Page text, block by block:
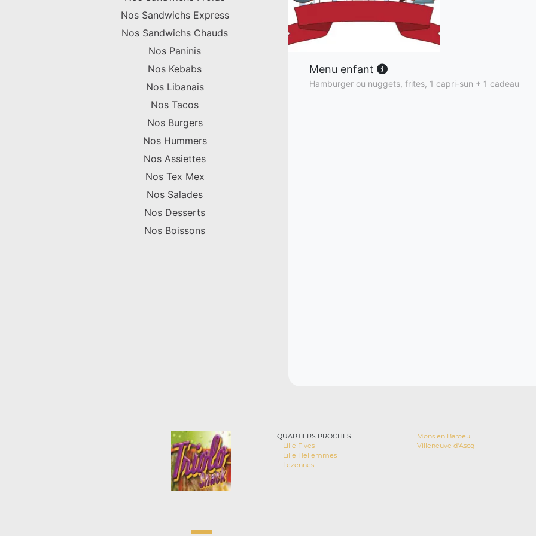
Nos Sandwichs Express
Nos Sandwichs Chauds
Nos Paninis
Nos Kebabs
Nos Libanais
Nos Tacos
Nos Burgers
Nos Hummers
Nos Assiettes
Nos Tex Mex
Nos Salades
Nos Desserts
Nos Boissons
Menu enfant
Hamburger ou nuggets, frites, 1 capri-sun + 1 cadeau
QUARTIERS PROCHES
Lille Fives
Lille Hellemmes
Lezennes
Mons en Baroeul
Villeneuve d'Ascq